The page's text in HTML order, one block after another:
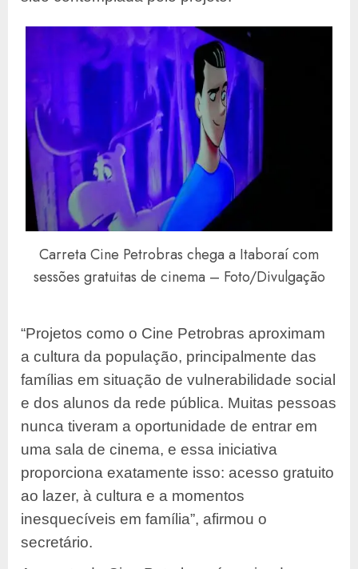
Carreta Cine Petrobras chega a Itaboraí com
sessões gratuitas de cinema – Foto/Divulgação
“Projetos como o Cine Petrobras aproximam
a cultura da população, principalmente das
famílias em situação de vulnerabilidade social
e dos alunos da rede pública. Muitas pessoas
nunca tiveram a oportunidade de entrar em
uma sala de cinema, e essa iniciativa
proporciona exatamente isso: acesso gratuito
ao lazer, à cultura e a momentos
inesquecíveis em família”, afirmou o
secretário.